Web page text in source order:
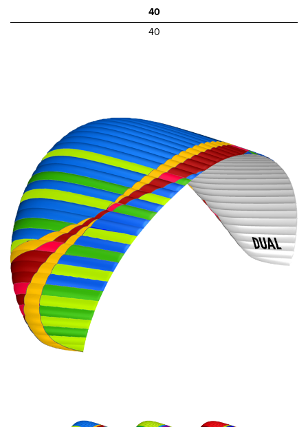
40
40